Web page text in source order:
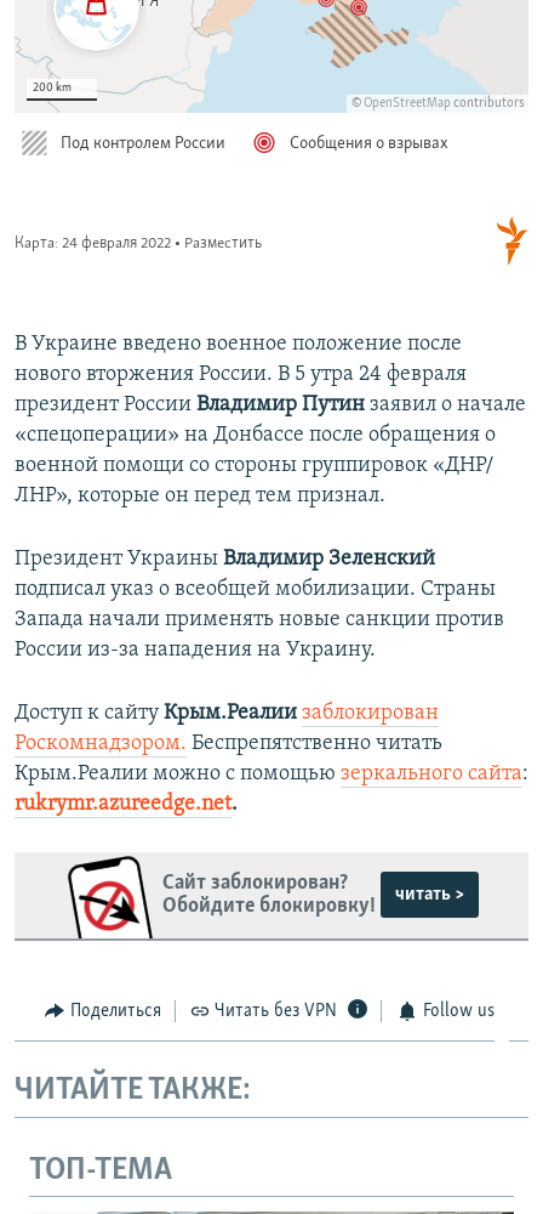
В Украине введено военное положение после
нового вторжения России. В 5 утра 24 февраля
президент России Владимир Путин заявил о начале
«спецоперации» на Донбассе после обращения о
военной помощи со стороны группировок «ДНР/
ЛНР», которые он перед тем признал.
Президент Украины Владимир Зеленский
подписал указ о всеобщей мобилизации. Страны
Запада начали применять новые санкции против
России из-за нападения на Украину.
Доступ к сайту Крым.Реалии заблокирован
Роскомнадзором. Беспрепятственно читать
Крым.Реалии можно с помощью зеркального сайта:
rukrymr.azureedge.net.
Сайт заблокирован?
Обойдите блокировку!
читать >
Поделиться Читать без VPN Follow us
ЧИТАЙТЕ ТАКЖЕ:
ТОП-ТЕМА